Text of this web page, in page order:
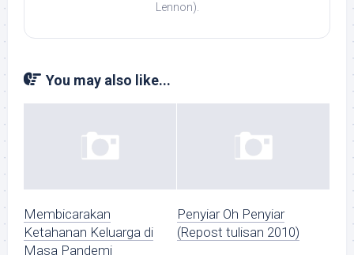
Lennon).
You may also like...
Membicarakan
Ketahanan Keluarga di
Masa Pandemi
Penyiar Oh Penyiar
(Repost tulisan 2010)